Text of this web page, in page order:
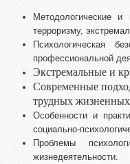
Методологические и
терроризму,
Психологическая
профессиональной
Экстремальные и
Современные
трудных
Особенности и
социально-
Проблемы
жизнедеятельности.